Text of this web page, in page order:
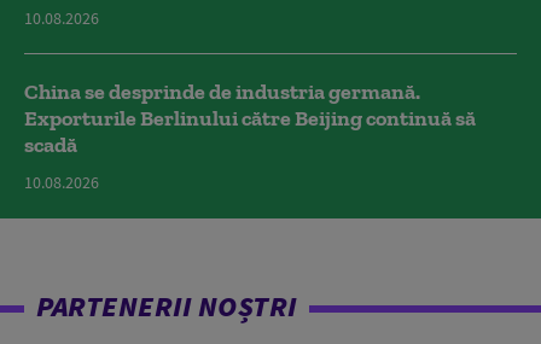
10.08.2026
China se desprinde de industria germană.
Exporturile Berlinului către Beijing continuă să
scadă
10.08.2026
PARTENERII NOȘTRI